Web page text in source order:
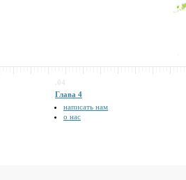
Глава 4
написать нам
о нас